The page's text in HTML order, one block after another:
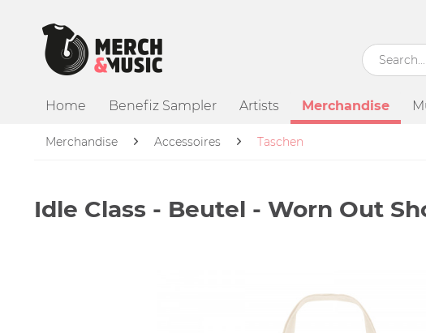
Home Benefiz Sampler Artists Merchandise
Merchandise Accessoires Taschen
Idle Class - Beutel - Worn Out